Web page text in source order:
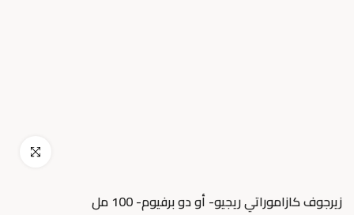
اضغط للتكبير
زيرجوف كازاموراتي ريجيو- أو دو برفيوم- 100 مل